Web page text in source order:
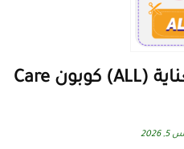
كود خصم اوتلت العناية (ALL) كوبون Care